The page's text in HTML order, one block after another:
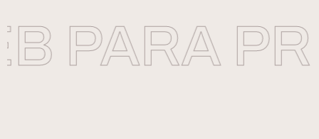
PARA